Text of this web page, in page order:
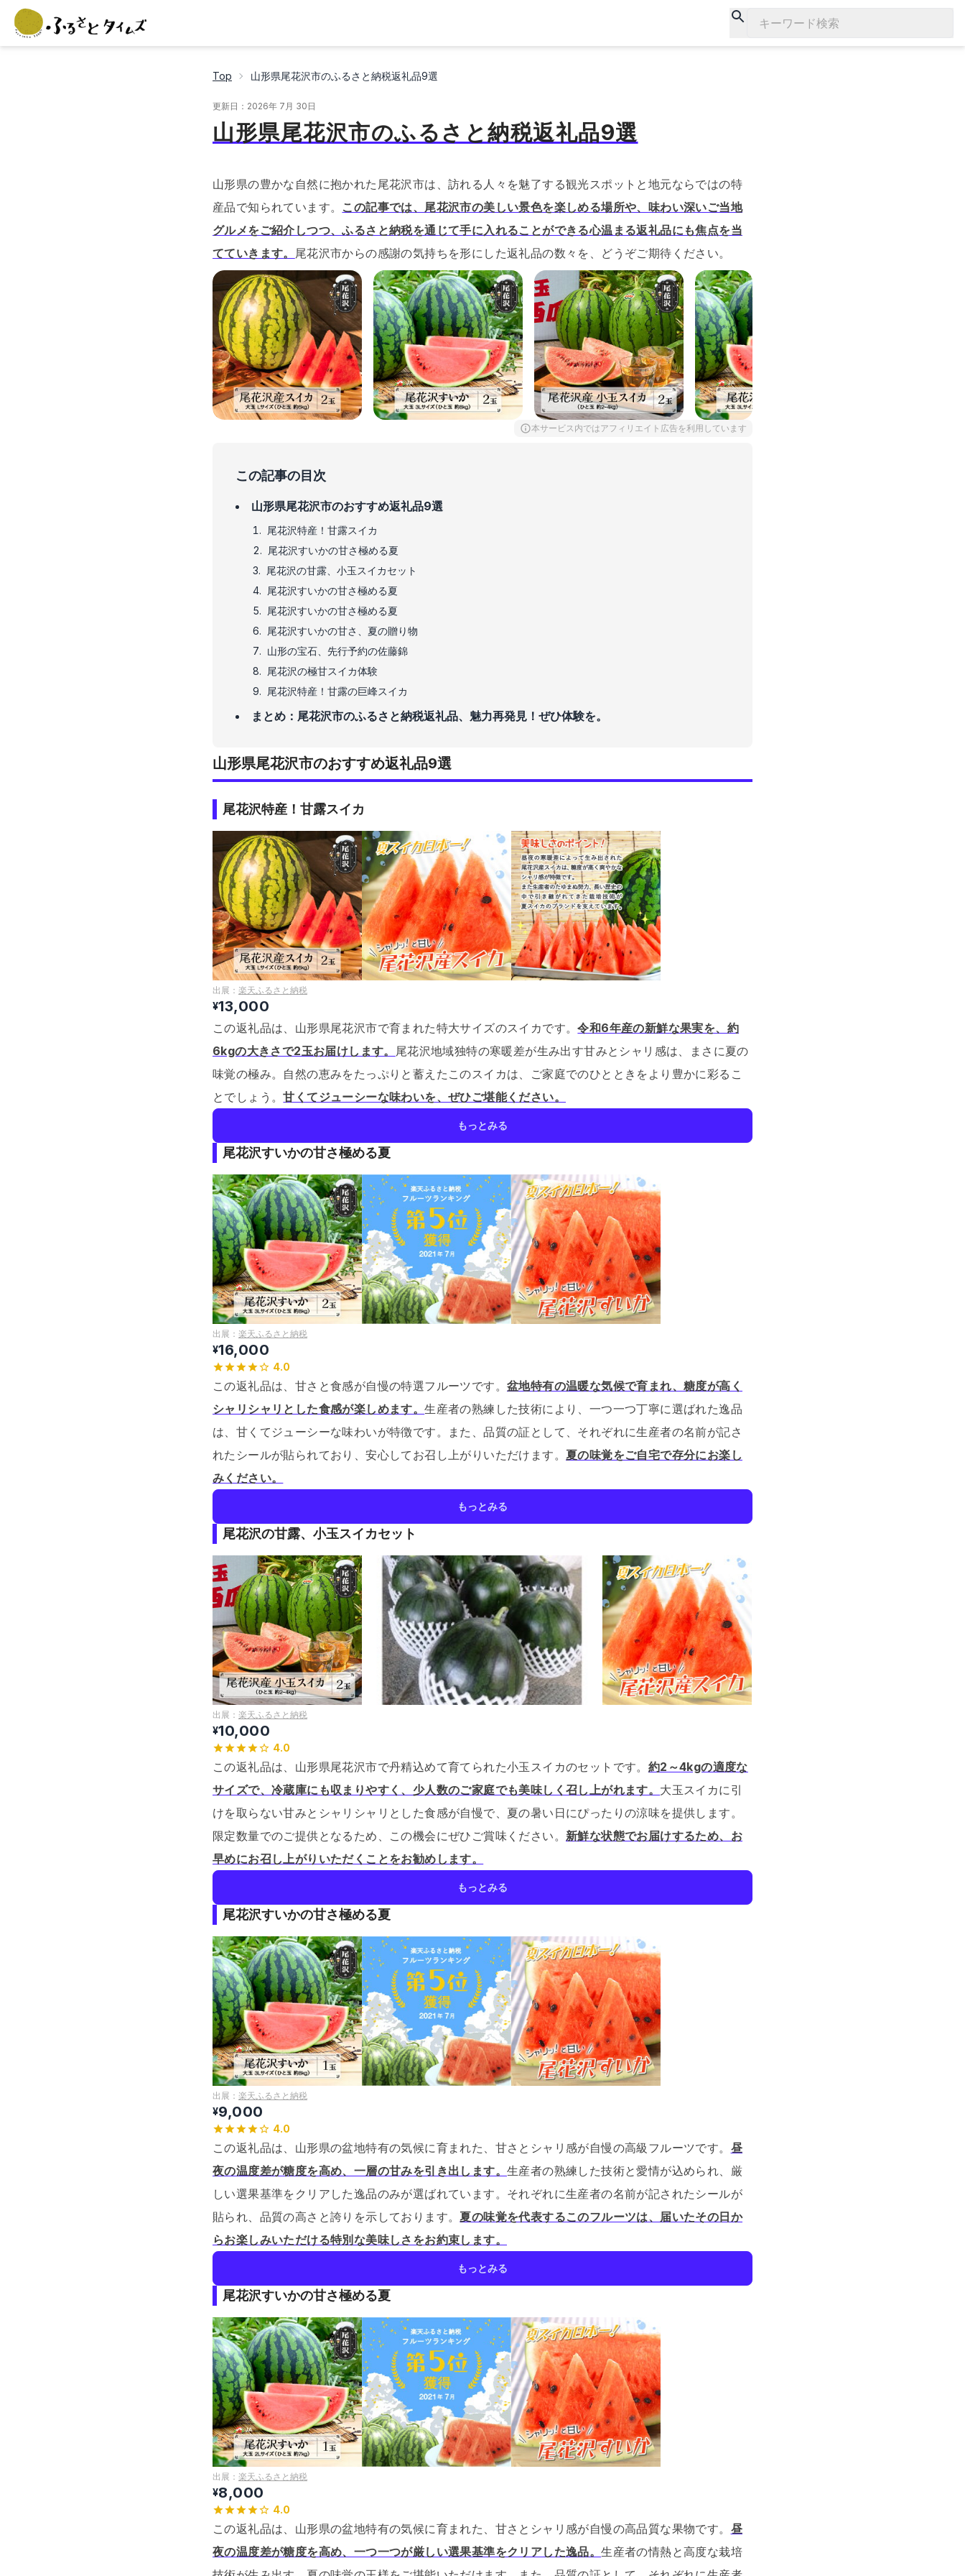
キーワード検索
Top 山形県尾花沢市のふるさと納税返礼品9選
更新日： 2026年 7月 30日
山形県尾花沢市のふるさと納税返礼品9選
山形県の豊かな自然に抱かれた尾花沢市は、訪れる人々を魅了する観光スポットと地元ならではの特
産品で知られています。 この記事では、尾花沢市の美しい景色を楽しめる場所や、味わい深いご当地
グルメをご紹介しつつ、ふるさと納税を通じて手に入れることができる心温まる返礼品にも焦点を当
てていきます。 尾花沢市からの感謝の気持ちを形にした返礼品の数々を、どうぞご期待ください。
本サービス内ではアフィリエイト広告を利用しています
この記事の目次
山形県尾花沢市のおすすめ返礼品9選
尾花沢特産！甘露スイカ
尾花沢すいかの甘さ極める夏
尾花沢の甘露、小玉スイカセット
尾花沢すいかの甘さ極める夏
尾花沢すいかの甘さ極める夏
尾花沢すいかの甘さ、夏の贈り物
山形の宝石、先行予約の佐藤錦
尾花沢の極甘スイカ体験
尾花沢特産！甘露の巨峰スイカ
まとめ：尾花沢市のふるさと納税返礼品、魅力再発見！ぜひ体験を。
山形県尾花沢市のおすすめ返礼品9選
尾花沢特産！甘露スイカ
出展： 楽天ふるさと納税
¥13,000
この返礼品は、山形県尾花沢市で育まれた特大サイズのスイカです。令和6年産の新鮮な果実を、約
6kgの大きさで2玉お届けします。 尾花沢地域独特の寒暖差が生み出す甘みとシャリ感は、まさに夏の
味覚の極み。 自然の恵みをたっぷりと蓄えたこのスイカは、ご家庭でのひとときをより豊かに彩るこ
とでしょう。甘くてジューシーな味わいを、ぜひご堪能ください。
もっとみる
尾花沢すいかの甘さ極める夏
出展： 楽天ふるさと納税
¥16,000
4.0
この返礼品は、甘さと食感が自慢の特選フルーツです。 盆地特有の温暖な気候で育まれ、糖度が高く
シャリシャリとした食感が楽しめます。生産者の熟練した技術により、一つ一つ丁寧に選ばれた逸品
は、甘くてジューシーな味わいが特徴です。
また、品質の証として、それぞれに生産者の名前が記さ
れたシールが貼られており、安心してお召し上がりいただけます。 夏の味覚をご自宅で存分にお楽し
みください。
もっとみる
尾花沢の甘露、小玉スイカセット
出展： 楽天ふるさと納税
¥10,000
4.0
この返礼品は、山形県尾花沢市で丹精込めて育てられた小玉スイカのセットです。 約2～4kgの適度な
サイズで、冷蔵庫にも収まりやすく、少人数のご家庭でも美味しく召し上がれます。 大玉スイカに引
けを取らない甘みとシャリシャリとした食感が自慢で、夏の暑い日にぴったりの涼味を提供します。
限定数量でのご提供となるため、この機会にぜひご賞味ください。 新鮮な状態でお届けするため、お
早めにお召し上がりいただくことをお勧めします。
もっとみる
尾花沢すいかの甘さ極める夏
出展： 楽天ふるさと納税
¥9,000
4.0
この返礼品は、山形県の盆地特有の気候に育まれた、甘さとシャリ感が自慢の高級フルーツです。 昼
夜の温度差が糖度を高め、一層の甘みを引き出します。 生産者の熟練した技術と愛情が込められ、厳
しい選果基準をクリアした逸品のみが選ばれています。 それぞれに生産者の名前が記されたシールが
貼られ、品質の高さと誇りを示しております。夏の味覚を代表するこのフルーツは、届いたその日か
らお楽しみいただける特別な美味しさをお約束します。
もっとみる
尾花沢すいかの甘さ極める夏
出展： 楽天ふるさと納税
¥8,000
4.0
この返礼品は、山形県の盆地特有の気候に育まれた、甘さとシャリ感が自慢の高品質な果物です。 昼
夜の温度差が糖度を高め、一つ一つが厳しい選果基準をクリアした逸品。生産者の情熱と高度な栽培